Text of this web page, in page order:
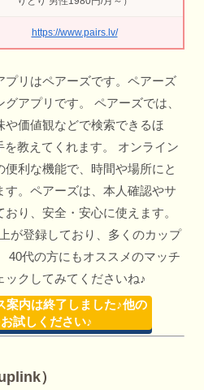
https://www.pairs.lv/
プリはペアーズです。ペアーズ
アプリです。 ペアーズでは、
や価値観などで検索できるほ
教えてくれます。 オンライン
利な機能で、時間や場所にと
す。ペアーズは、本人確認やサ
り、安全・安心に使えます。
が登録しており、多くのカップ
40代の方にもオススメのマッチ
ックしてみてくださいね♪
案内は終了しました♪他の
試しください♪
）